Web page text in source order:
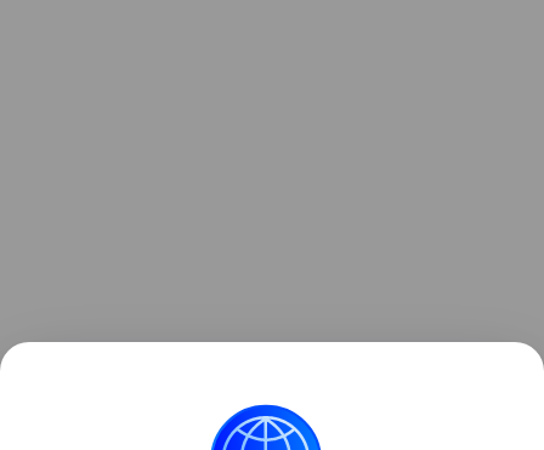
создали 4-тонный РЭБ-беспилотник CA-1EA.